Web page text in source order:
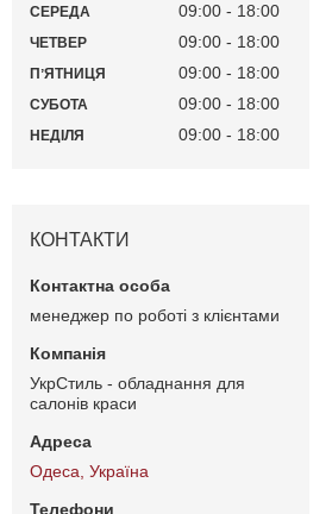
СЕРЕДА 09:00 18:00
ЧЕТВЕР 09:00 18:00
ПʼЯТНИЦЯ 09:00 18:00
СУБОТА 09:00 18:00
НЕДІЛЯ 09:00 18:00
КОНТАКТИ
менеджер по роботі з клієнтами
УкрСтиль - обладнання для
салонів краси
Одеса, Україна